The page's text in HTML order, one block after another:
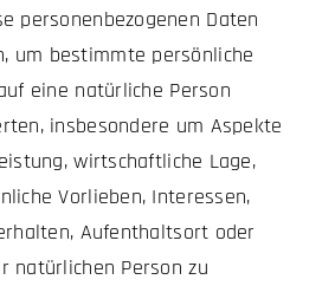
personenbezogenen Daten
um bestimmte persönliche
eine natürliche Person
insbesondere um Aspekte
wirtschaftliche Lage,
Vorlieben, Interessen,
Aufenthaltsort oder
natürlichen Person zu